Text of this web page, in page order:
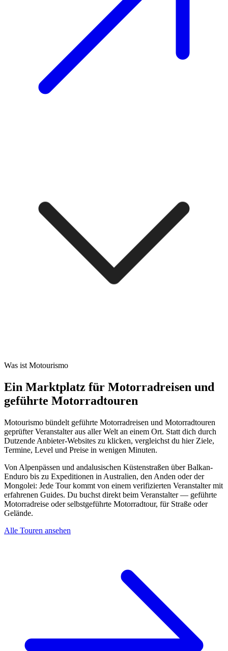
Was ist Motourismo
Ein Marktplatz für Motorradreisen und
geführte Motorradtouren
Motourismo bündelt geführte Motorradreisen und Motorradtouren
geprüfter Veranstalter aus aller Welt an einem Ort. Statt dich durch
Dutzende Anbieter-Websites zu klicken, vergleichst du hier Ziele,
Termine, Level und Preise in wenigen Minuten.
Von Alpenpässen und andalusischen Küstenstraßen über Balkan-
Enduro bis zu Expeditionen in Australien, den Anden oder der
Mongolei: Jede Tour kommt von einem verifizierten Veranstalter mit
erfahrenen Guides. Du buchst direkt beim Veranstalter — geführte
Motorradreise oder selbstgeführte Motorradtour, für Straße oder
Gelände.
Alle Touren ansehen